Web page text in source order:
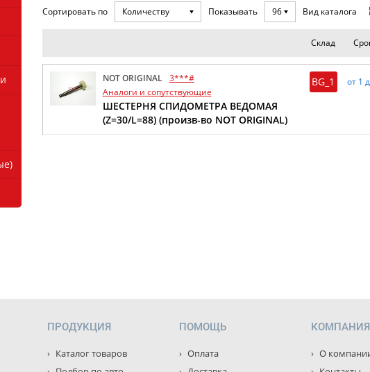
Сортировать по Количеству Показывать 96 Вид каталога
Склад
NOT ORIGINAL
3***#
Аналоги и сопутствующие
ШЕСТЕРНЯ СПИДОМЕТРА ВЕДОМАЯ
(Z=30/L=88) (произв-во NOT ORIGINAL)
BG_1 от 1
ПРОДУКЦИЯ
Каталог товаров
ПОМОЩЬ
Оплата
КОМПАНИЯ
О